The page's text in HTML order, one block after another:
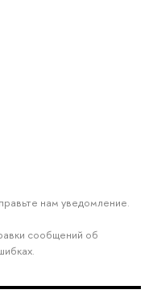
нам уведомление.
сообщений об